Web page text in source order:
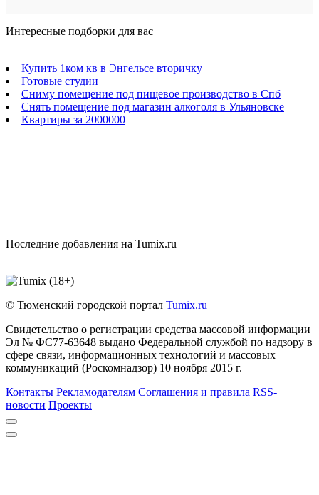
Интересные подборки для вас
Купить 1ком кв в Энгельсе вторичку
Готовые студии
Сниму помещение под пищевое производство в Спб
Снять помещение под магазин алкоголя в Ульяновске
Квартиры за 2000000
Последние добавления на Tumix.ru
© Тюменский городской портал Tumix.ru
Свидетельство о регистрации средства массовой информации
Эл № ФС77-63648 выдано Федеральной службой по надзору в
сфере связи, информационных технологий и массовых
коммуникаций (Роскомнадзор) 10 ноября 2015 г.
Контакты Рекламодателям Соглашения и правила RSS-
новости Проекты